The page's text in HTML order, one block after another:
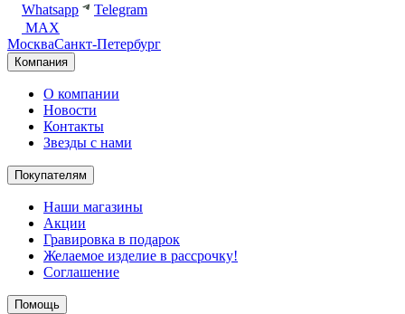
Whatsapp
Telegram
MAX
МоскваСанкт-Петербург
Компания
О компании
Новости
Контакты
Звезды с нами
Покупателям
Наши магазины
Акции
Гравировка в подарок
Желаемое изделие в рассрочку!
Соглашение
Помощь